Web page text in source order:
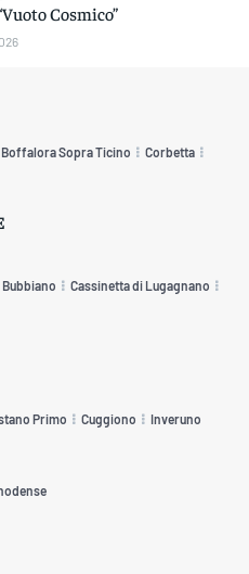
Cosmico”
Boffalora Sopra Ticino Corbetta
Bubbiano Cassinetta di Lugagnano
Primo Cuggiono Inveruno